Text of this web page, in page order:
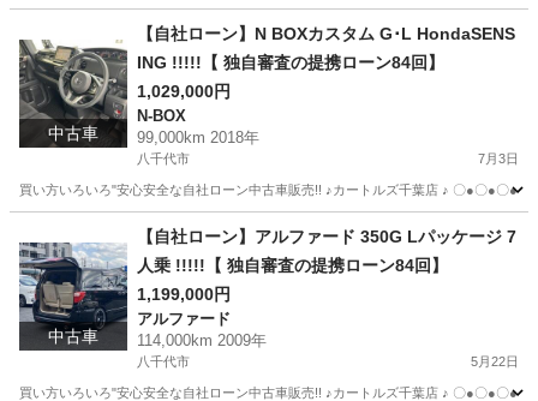
中古車
【自社ローン】N BOXカスタム G･L HondaSENS
ING !!!!!【 独自審査の提携ローン84回】
1,029,000円
N-BOX
99,000km 2018年
八千代市 7月3日
買い方いろいろ"安心安全な自社ローン中古車販売!! ♪カートルズ千葉店 ♪ 〇●〇●〇
N-BOX カートルズ
中古車
【自社ローン】アルファード 350G Lパッケージ 7
人乗 !!!!!【 独自審査の提携ローン84回】
1,199,000円
アルファード
114,000km 2009年
八千代市 5月22日
買い方いろいろ"安心安全な自社ローン中古車販売!! ♪カートルズ千葉店 ♪ 〇●〇●〇